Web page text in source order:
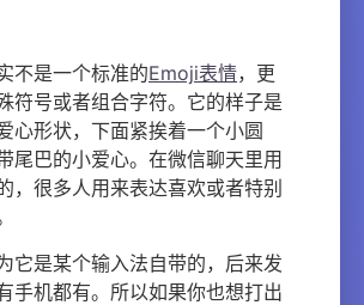
不是一个标准的Emoji表情，更
符号或者组合字符。它的样子是
心形状，下面紧挨着一个小圆
尾巴的小爱心。在微信聊天里用
，很多人用来表达喜欢或者特别
它是某个输入法自带的，后来发
手机都有。所以如果你也想打出